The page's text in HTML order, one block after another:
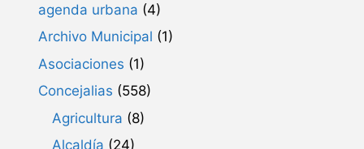
agenda urbana (4)
Archivo Municipal (1)
Asociaciones (1)
Concejalias (558)
Agricultura (8)
Alcaldía (24)